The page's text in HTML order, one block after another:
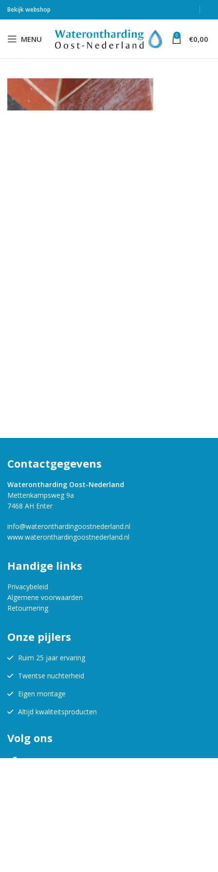
Bekijk webshop
MENU 0 €0,00
Contactgegevens
Waterontharding Oost-Nederland
Mettenkampsweg 9a
7468 AH Enter
info@wateronthardingoostnederland.nl
www.wateronthardingoostnederland.nl
Handige links
Privacybeleid
Algemene voorwaarden
Retournering
Onze pijlers
Ruim 25 jaar ervaring
Twentse nuchterheid
Eigen montage
Altijd kwaliteitsproducten
Volg ons